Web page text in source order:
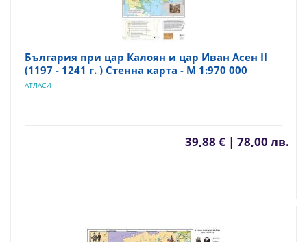
България при цар Калоян и цар Иван Асен II
(1197 - 1241 г. ) Стенна карта - М 1:970 000
АТЛАСИ
39,88 € | 78,00 лв.